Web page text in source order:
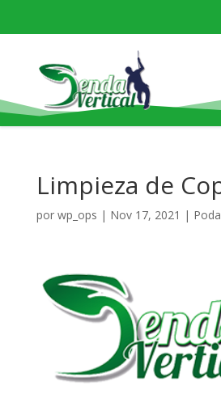
Limpieza de
por wp_ops | Nov 17, 2021 | Poda